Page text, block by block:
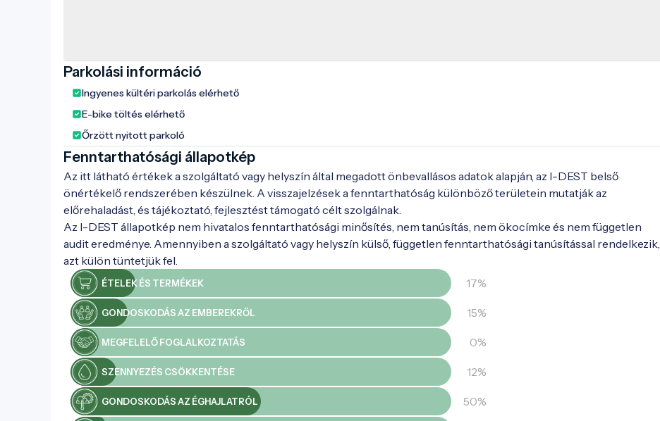
Parkolási információ
Ingyenes kültéri parkolás elérhető
E-bike töltés elérhető
Őrzött nyitott parkoló
Fenntarthatósági állapotkép
Az itt látható értékek a szolgáltató vagy helyszín által megadott önbevallásos adatok alapján, az I-DEST belső
önértékelő rendszerében készülnek. A visszajelzések a fenntarthatóság különböző területein mutatják az
előrehaladást, és tájékoztató, fejlesztést támogató célt szolgálnak.
Az I-DEST állapotkép nem hivatalos fenntarthatósági minősítés, nem tanúsítás, nem ökocímke és nem független
audit eredménye. Amennyiben a szolgáltató vagy helyszín külső, független fenntarthatósági tanúsítással rendelkezik,
azt külön tüntetjük fel.
ÉTELEK ÉS TERMÉKEK 17%
GONDOSKODÁS AZ EMBEREKRŐL 15%
MEGFELELŐ FOGLALKOZTATÁS 0%
SZENNYEZÉS CSÖKKENTÉSE 12%
GONDOSKODÁS AZ ÉGHAJLATRÓL 50%